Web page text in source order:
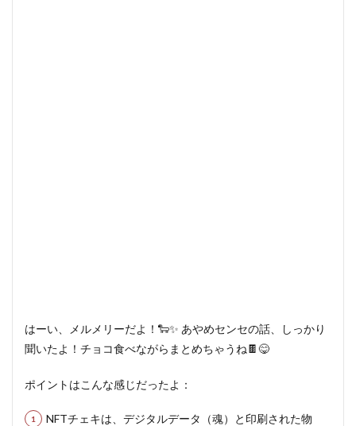
はーい、メルメリーだよ！🐑✨ あやめセンセの話、しっかり
聞いたよ！チョコ食べながらまとめちゃうね🍫😋
ポイントはこんな感じだったよ：
NFTチェキは、デジタルデータ（魂）と印刷された物